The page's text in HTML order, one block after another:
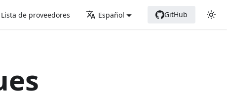
Lista de proveedores Español GitHub